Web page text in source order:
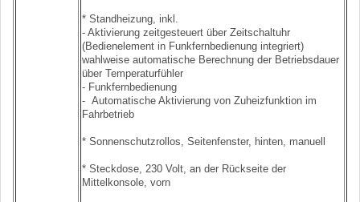
* Standheizung, inkl.
- Aktivierung zeitgesteuert über Zeitschaltuhr
(Bedienelement in Funkfernbedienung integriert)
wahlweise automatische Berechnung der Betriebsdauer
über Temperaturfühler
- Funkfernbedienung
- Automatische Aktivierung von Zuheizfunktion im
Fahrbetrieb
* Sonnenschutzrollos, Seitenfenster, hinten, manuell
* Steckdose, 230 Volt, an der Rückseite der
Mittelkonsole, vorn